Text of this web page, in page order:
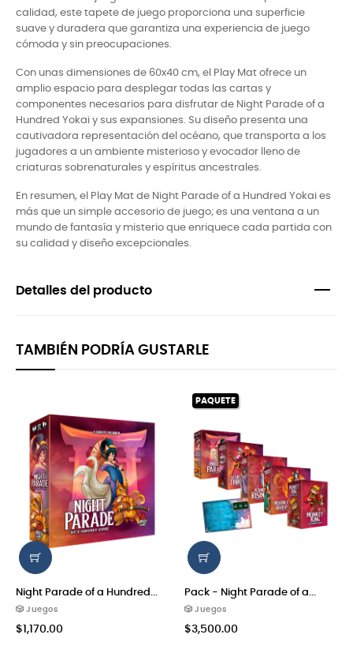
calidad, este tapete de juego proporciona una superficie
suave y duradera que garantiza una experiencia de juego
cómoda y sin preocupaciones.
Con unas dimensiones de 60x40 cm, el Play Mat ofrece un
amplio espacio para desplegar todas las cartas y
componentes necesarios para disfrutar de Night Parade of a
Hundred Yokai y sus expansiones. Su diseño presenta una
cautivadora representación del océano, que transporta a los
jugadores a un ambiente misterioso y evocador lleno de
criaturas sobrenaturales y espíritus ancestrales.
En resumen, el Play Mat de Night Parade of a Hundred Yokai es
más que un simple accesorio de juego; es una ventana a un
mundo de fantasía y misterio que enriquece cada partida con
su calidad y diseño excepcionales.
Detalles del producto
TAMBIÉN PODRÍA GUSTARLE
Night Parade of a Hundred...
🎲 Juegos
$1,170.00
PAQUETE
Pack - Night Parade of a...
🎲 Juegos
$3,500.00